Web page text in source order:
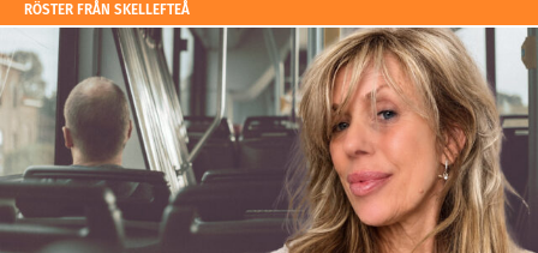
RÖSTER FRÅN SKELLEFTEÅ